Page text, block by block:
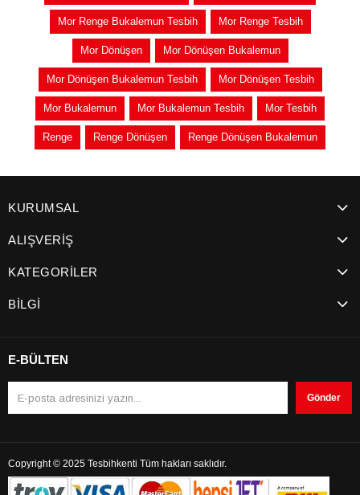
Mor Renge Bukalemun Tesbih Mor Renge Tesbih
Mor Dönüşen Mor Dönüşen Bukalemun
Mor Dönüşen Bukalemun Tesbih Mor Dönüşen Tesbih
Mor Bukalemun Mor Bukalemun Tesbih Mor Tesbih
Renge Renge Dönüşen Renge Dönüşen Bukalemun
KURUMSAL
ALIŞVERİŞ
KATEGORİLER
BİLGİ
E-BÜLTEN
Gönder
Copyright © 2025 Tesbihkenti Tüm hakları saklıdır.